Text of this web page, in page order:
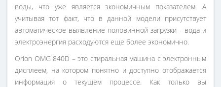
воды, что уже является экономичным показателем. А
учитывая тот факт, что в данной модели присутствует
автоматическое выявление половинной загрузки - вода и
электроэнергия расходуются еще более экономично.
Orion OMG 840D – это стиральная машина с электронным
дисплеем, на котором понятно и доступно отображается
информация о текущем процессе. Как только вы